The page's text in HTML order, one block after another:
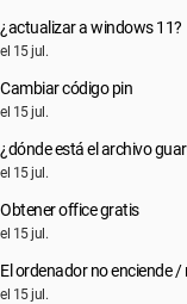
¿actualizar a windows 11?
el 15 jul.
Cambiar código pin
el 15 jul.
¿dónde está el archivo
el 15 jul.
Obtener office gratis
el 15 jul.
El ordenador no enciende
el 15 jul.